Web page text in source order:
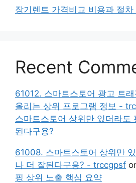
장기렌트 가격비교 비용과 절차
Recent
61012. 스마트스토어 광고 트
올리는 상위 프로그램 정보 -
스마트스토어 상위만 있더라도
된다구용?
61008. 스마트스토어 상위만
나 더 잘된다구용? - trccgpsf
핑 상위 노출 핵심 요약